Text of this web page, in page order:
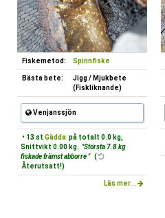
Fiskemetod: Spinnfiske
Bästa bete:
Jigg / Mjukbete
(Fiskliknande)
Venjanssjön
• 13 st Gädda på totalt 0.0 kg,
Snittvikt 0.00 kg. "Största 7.8 kg
fiskade främst abborre " (
Återutsatt!)
Läs mer...